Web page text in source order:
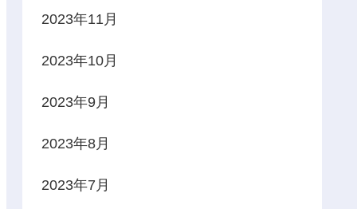
2023年11月
2023年10月
2023年9月
2023年8月
2023年7月